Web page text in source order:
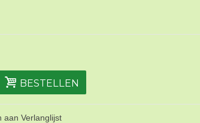
BESTELLEN
aan Verlanglijst